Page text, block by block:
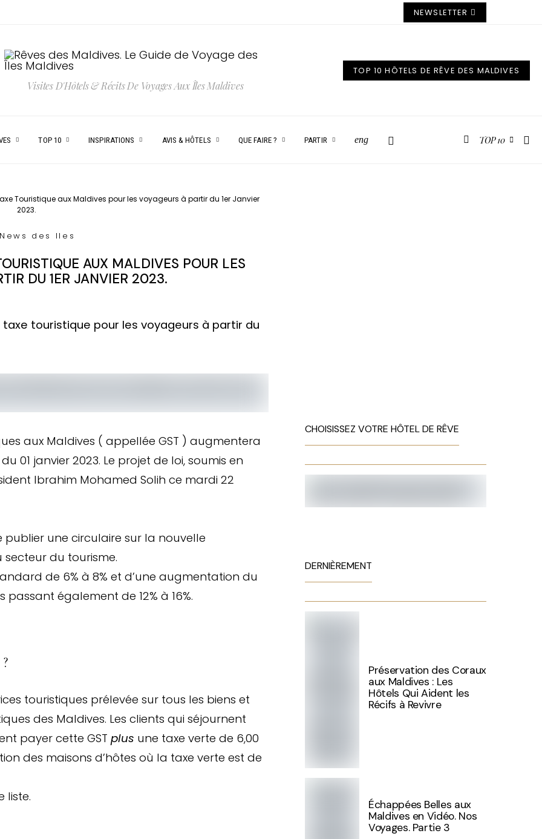
NEWSLETTER
Visites D'Hôtels & Récits De Voyages Aux Îles Maldives
TOP 10 HÔTELS DE RÊVE DES MALDIVES
TOP 10 INSPIRATIONS AVIS & HÔTELS QUE FAIRE ? PARTIR eng TOP 10
Touristique aux Maldives pour les voyageurs à partir du 1er Janvier
2023.
des Iles
AUX MALDIVES POUR LES
DU 1ER JANVIER 2023.
touristique pour les voyageurs à partir du
aux Maldives ( appellée GST ) augmentera
01 janvier 2023. Le projet de loi, soumis en
Ibrahim Mohamed Solih ce mardi 22
une circulaire sur la nouvelle
du tourisme.
de 6% à 8% et d’une augmentation du
également de 12% à 16%.
touristiques prélevée sur tous les biens et
des Maldives. Les clients qui séjournent
payer cette GST plus une taxe verte de 6,00
des maisons d’hôtes où la taxe verte est de
liste.
CHOISISSEZ VOTRE HÔTEL DE RÊVE
DERNIÈREMENT
Préservation des Coraux
aux Maldives : Les
Hôtels Qui Aident les
Récifs à Revivre
Échappées Belles aux
Maldives en Vidéo. Nos
Voyages. Partie 3